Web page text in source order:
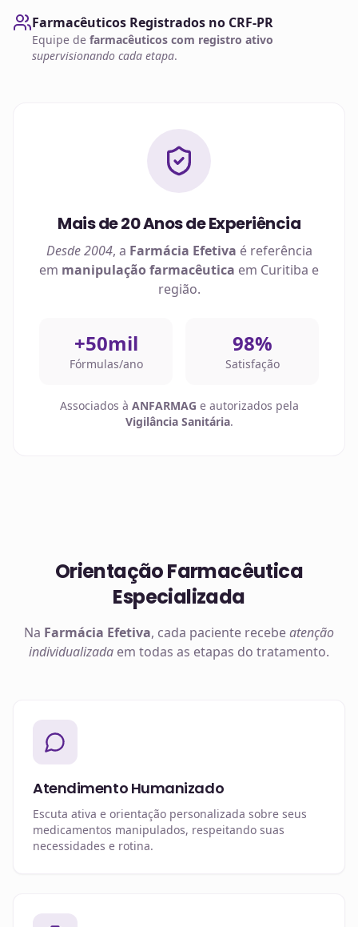
Farmacêuticos Registrados no CRF-PR
Equipe de farmacêuticos com registro ativo
supervisionando cada etapa.
Mais de 20 Anos de Experiência
Desde 2004, a Farmácia Efetiva é referência
em manipulação farmacêutica em Curitiba e
região.
+50mil
Fórmulas/ano
98%
Satisfação
Associados à ANFARMAG e autorizados pela
Vigilância Sanitária.
Orientação Farmacêutica
Especializada
Na Farmácia Efetiva, cada paciente recebeatenção
individualizada em todas as etapas do tratamento.
Atendimento Humanizado
Escuta ativa e orientação personalizada sobre seus
medicamentos manipulados, respeitando suas
necessidades e rotina.